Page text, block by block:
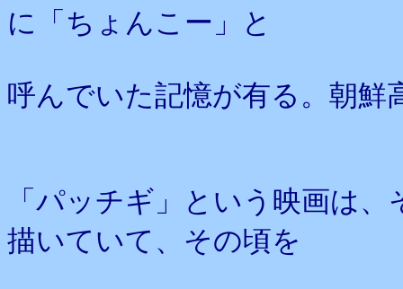
に「ちょんこー」と
呼んでいた記憶が有る。朝鮮
「パッチギ」という映画は
描いていて、その頃を